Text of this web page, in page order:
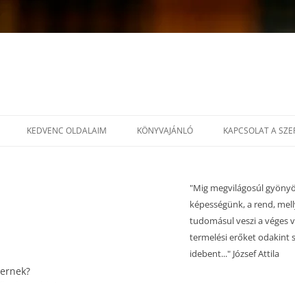
KEDVENC OLDALAIM KÖNYVAJÁNLÓ KAPCSOLAT A
"Mig megvilágosúl
képességünk, a rend,
tudomásul veszi a véges
termelési erőket odakint
idebent..." József Attila